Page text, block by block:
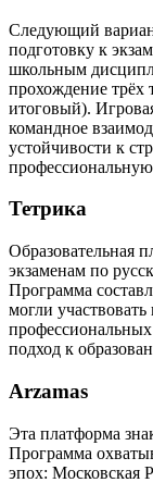
Следующий
подготовку к
школьным
прохождение трёх
итоговый).
командное
устойчивости к
Тетрика
Образовательная
экзаменам по
Программа
могли
подход к
Arzamas
Эта платформа
Программа
эпох: Московская